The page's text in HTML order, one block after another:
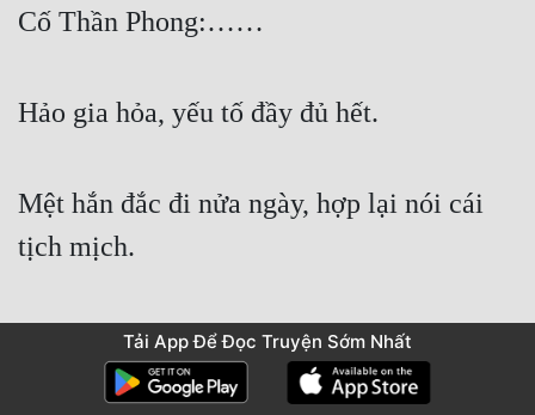
Cố Thần Phong:……
Hảo gia hỏa, yếu tố đầy đủ hết.
Mệt hắn đắc đi nửa ngày, hợp lại nói cái
tịch mịch.
Cố Tiêu Nhã vẫn không yên tâm, muốn
đuổi theo đi lên. Nhưng mà đi chưa được
Tải App Để Đọc Truyện Sớm Nhất